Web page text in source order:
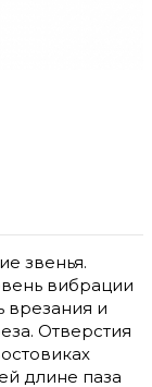
звенья.
вибрации
врезания и
Отверстия
длине паза